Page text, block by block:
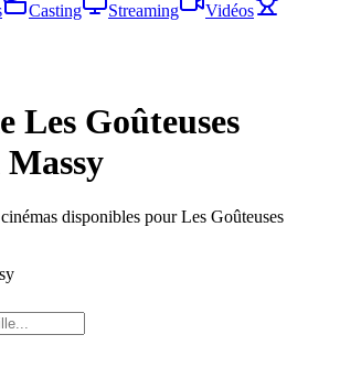
Casting Streaming
Vidéos
Les Goûteuses
disponibles pour Les Goûteuses